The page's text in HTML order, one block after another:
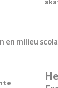
en milieu